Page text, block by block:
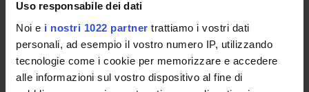
Uso responsabile dei dati
Noi e i nostri 1022 partner trattiamo i vostri dati
personali, ad esempio il vostro numero IP, utilizzando
tecnologie come i cookie per memorizzare e accedere
alle informazioni sul vostro dispositivo al fine di
[Matricole pari]
Infermieristica clinica in area
medica
[Matricole
dispari]
8 B
MED/06